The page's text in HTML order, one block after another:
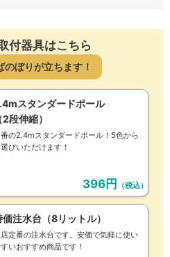
付器具はこちら
のぼりが立ちます！
スタンダードポール
2段伸縮）
の2.4mスタンダードポール！5色から
びいただけます！
396円 （税込）
価注水台（8リットル）
定番の注水台です。安価で気軽に使い
いおすすめ商品です！